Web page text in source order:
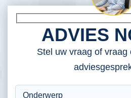
ADVIES
Stel uw vraag of vraag